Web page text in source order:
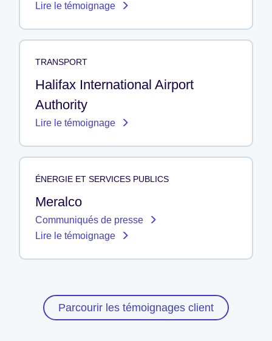
Lire le témoignage
TRANSPORT
Halifax International Airport
Authority
Lire le témoignage
ÉNERGIE ET SERVICES PUBLICS
Meralco
Communiqués de presse
Lire le témoignage
Parcourir les témoignages client